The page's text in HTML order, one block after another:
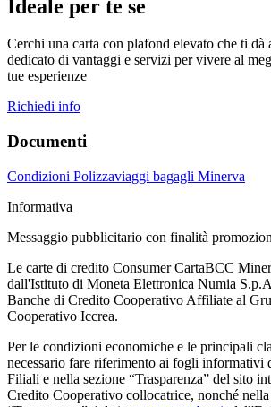
Ideale per te se
Cerchi una carta con plafond elevato che ti dà
dedicato di vantaggi e servizi per vivere al
tue esperienze
Richiedi info
Documenti
Condizioni Polizzaviaggi bagagli Minerva
Informativa
Messaggio pubblicitario con finalità
Le carte di credito Consumer CartaBCC
dall'Istituto di Moneta Elettronica Numia
Banche di Credito Cooperativo Affiliate al
Cooperativo Iccrea.
Per le condizioni economiche e le principali
necessario fare riferimento ai fogli informativi
Filiali e nella sezione “Trasparenza” del sito
Credito Cooperativo collocatrice, nonché nella